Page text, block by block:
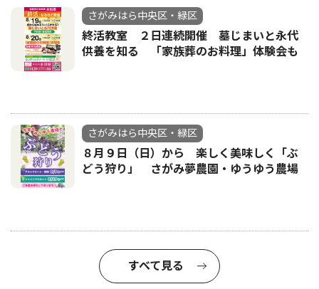
さがみはら中央区・緑区
終活教室 ２日連続開催 墓じまいと永代
供養を知る 「家族葬のお料理」体験会も
さがみはら中央区・緑区
８月９日（日）から 楽しく美味しく「ぶ
どう狩り」 さがみ夢農園・ゆうゆう農場
すべて見る